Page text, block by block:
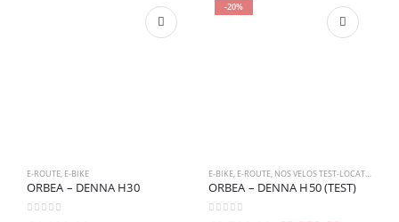
E-ROUTE, E-BIKE
ORBEA – DENNA H30
-20%
E-BIKE, E-ROUTE, NOS VELOS TEST-LOCATION
ORBEA – DENNA H50 (TEST)